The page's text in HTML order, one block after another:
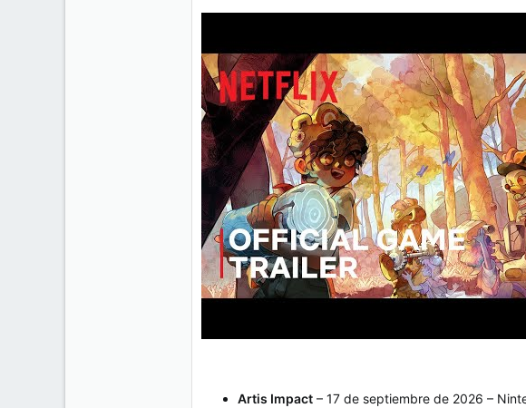
Artis Impact – 17 de septiembre de 2026 –